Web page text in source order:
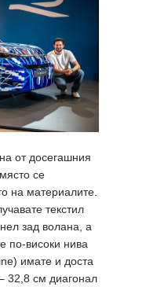
от досегашния
се
на материалите.
текстил
зад волана, а
по-високи нива
имате и доста
32,8 см диагонал